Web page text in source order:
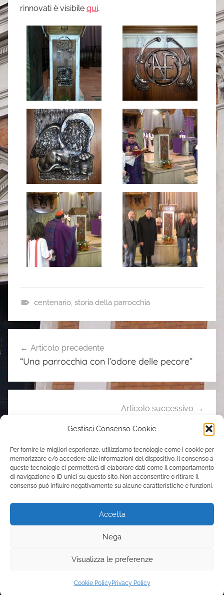
Gestisci Consenso Cookie
Per fornire le migliori esperienze, utilizziamo tecnologie come i cookie per
memorizzare e/o accedere alle informazioni del dispositivo. Il consenso a
queste tecnologie ci permetterà di elaborare dati come il comportamento
di navigazione o ID unici su questo sito. Non acconsentire o ritirare il
consenso può influire negativamente su alcune caratteristiche e funzioni.
Accetta
Nega
Visualizza le preferenze
Cookie Policy Privacy Policy
rinnovati è visibile qui.
o
i
centenario, storia della parrocchia
articoli
Articolo precedente
“Una parrocchia con l’odore delle pecore”
Articolo successivo
Il vescovo Marciante incontra i catechisti
Contatti
Parrocchia Sant’Elena
Via Casilina, 205 – 00176 Roma